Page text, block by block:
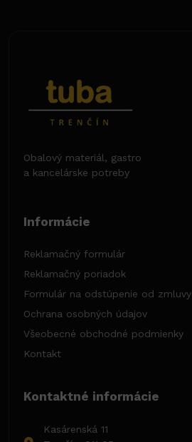
Obalový materiál, gastro
a kancelárske potreby
Informácie
Reklamačný formulár
Reklamačný poriadok
Formulár na odstúpenie od zmluvy
Ochrana osobných údajov
Všeobecné obchodné podmienky
Kontakt
Kontaktné informácie
Kasárenská 11